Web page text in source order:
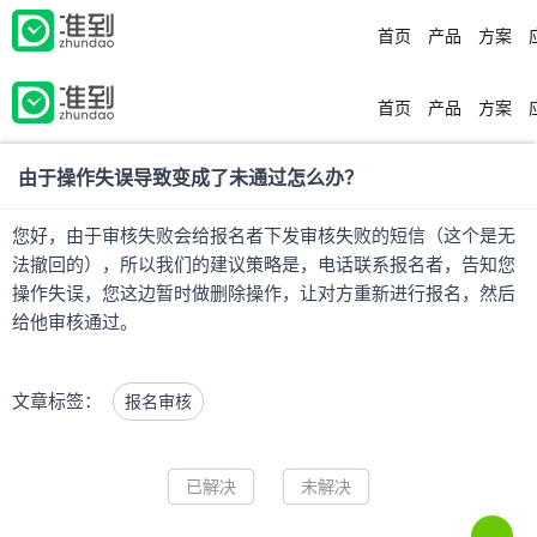
首页 产品 方案
首页 产品 方案
由于操作失误导致变成了未通过怎么办？
您好，由于审核失败会给报名者下发审核失败的短信（这个是无
法撤回的），所以我们的建议策略是，电话联系报名者，告知您
操作失误，您这边暂时做删除操作，让对方重新进行报名，然后
给他审核通过。
文章标签： 报名审核
已解决 未解决